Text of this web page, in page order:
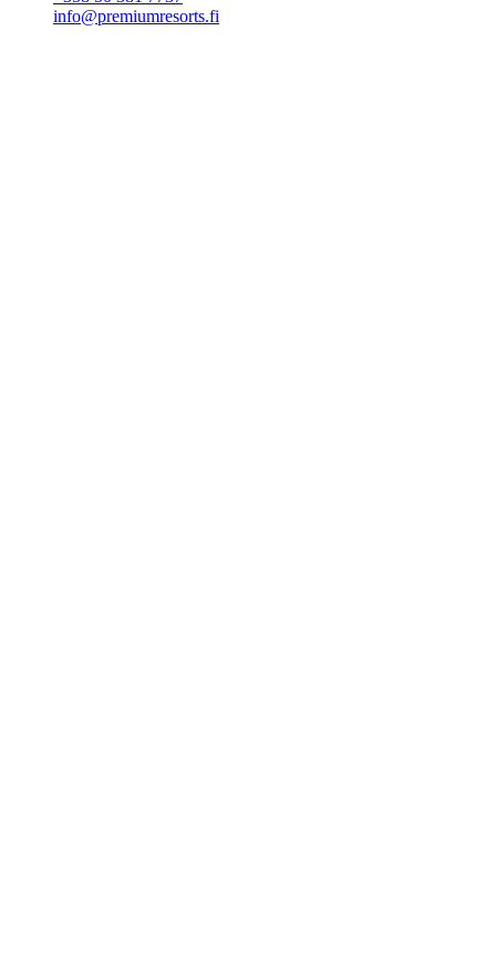
info@premiumresorts.fi